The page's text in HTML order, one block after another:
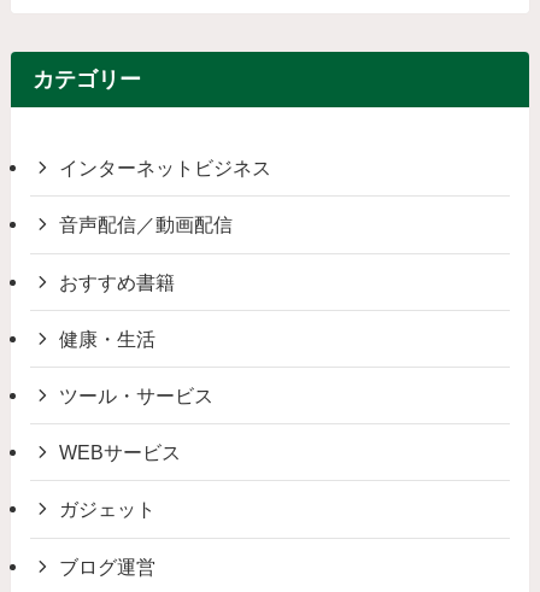
カテゴリー
インターネットビジネス
音声配信／動画配信
おすすめ書籍
健康・生活
ツール・サービス
WEBサービス
ガジェット
ブログ運営